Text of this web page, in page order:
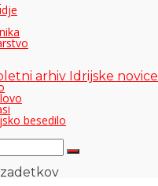
arhiv Idrijske novice
besedilo